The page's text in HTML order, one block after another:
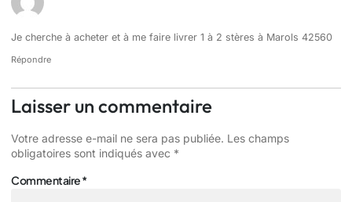
Je cherche à acheter et à me faire livrer 1 à 2 stères à Marols 42560
Répondre
Laisser un commentaire
Votre adresse e-mail ne sera pas publiée. Les champs
obligatoires sont indiqués avec *
Commentaire*